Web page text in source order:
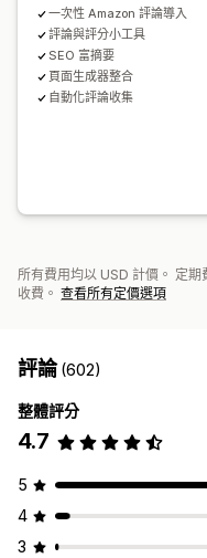
一次性 Amazon 評論導入
評論與評分小工具
SEO 富摘要
頁面生成器整合
自動化評論收集
所有費用均以 USD 計價。 定
收費。 查看所有定價選項
評論(602)
整體評分
4.7
5
4
3